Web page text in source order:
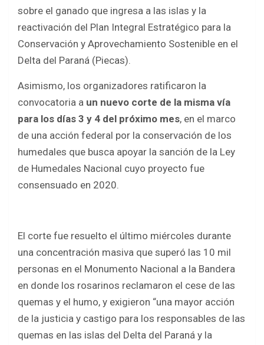
sobre el ganado que ingresa a las islas y la
reactivación del Plan Integral Estratégico para la
Conservación y Aprovechamiento Sostenible en el
Delta del Paraná (Piecas).
Asimismo, los organizadores ratificaron la
convocatoria a un nuevo corte de la misma vía
para los días 3 y 4 del próximo mes, en el marco
de una acción federal por la conservación de los
humedales que busca apoyar la sanción de la Ley
de Humedales Nacional cuyo proyecto fue
consensuado en 2020.
El corte fue resuelto el último miércoles durante
una concentración masiva que superó las 10 mil
personas en el Monumento Nacional a la Bandera
en donde los rosarinos reclamaron el cese de las
quemas y el humo, y exigieron “una mayor acción
de la justicia y castigo para los responsables de las
quemas en las islas del Delta del Paraná y la